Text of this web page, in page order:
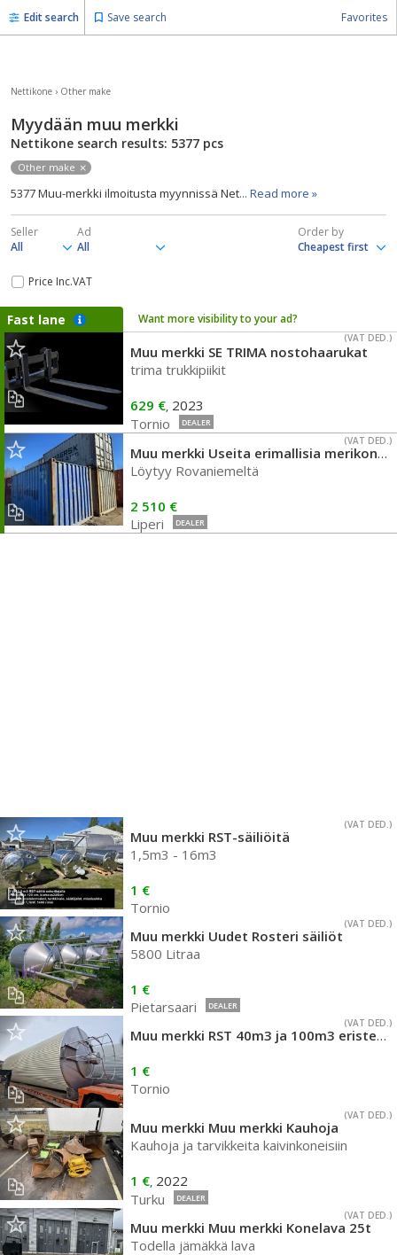
Edit search Save search Favorites
Nettikone › Other make
Myydään muu merkki
Nettikone search results: 5377 pcs
Other make
5377 Muu-merkki ilmoitusta myynnissä Net... Read more »
Seller Ad Order by
Price Inc.VAT
Fast lane Want more visibility to your ad?
(VAT DED.)
Muu merkki SE TRIMA nostohaarukat
trima trukkipiikit
629 €, 2023
Tornio
DEALER
(VAT DED.)
Muu merkki Useita erimallisia merikonttia Rovaniemen varastossa!
Löytyy Rovaniemeltä
2 510 €
Liperi
DEALER
(VAT DED.)
Muu merkki RST-säiliöitä
1,5m3 - 16m3
1 €
Tornio
(VAT DED.)
Muu merkki Uudet Rosteri säiliöt
5800 Litraa
1 €
Pietarsaari
DEALER
(VAT DED.)
Muu merkki RST 40m3 ja 100m3 eristetty
1 €
Tornio
(VAT DED.)
Muu merkki Muu merkki Kauhoja
Kauhoja ja tarvikkeita kaivinkoneisiin
1 €, 2022
Turku
DEALER
(VAT DED.)
Muu merkki Muu merkki Konelava 25t
Todella jämäkkä lava